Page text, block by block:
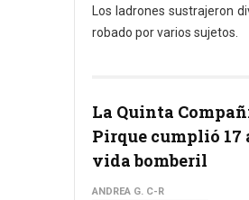
Los ladrones sustrajeron
robado por varios sujetos.
La Quinta
Pirque cumplió 17
vida bomberil
ANDREA G. C-R